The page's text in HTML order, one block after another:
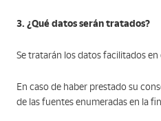
3. ¿Qué datos serán tratados?
Se tratarán los datos facilitados
En caso de haber prestado su
de las fuentes enumeradas en la